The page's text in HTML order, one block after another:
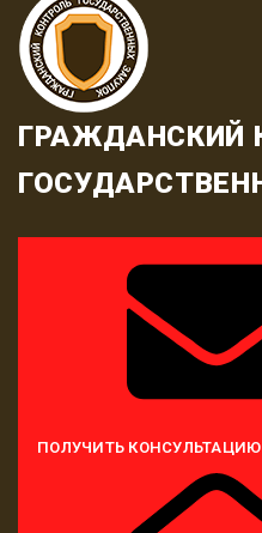
ГРАЖДАНСКИЙ
ПОЛУЧИТЬ КОНСУЛЬТАЦИЮ